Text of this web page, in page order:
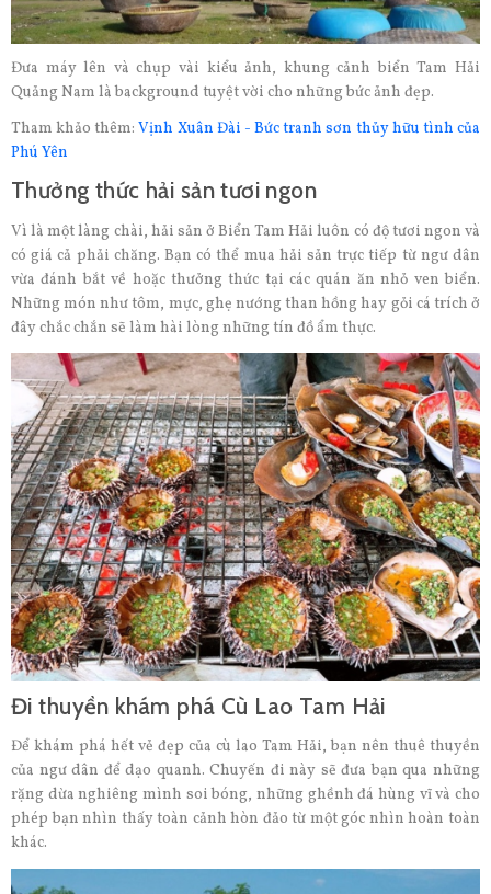
Đưa máy lên và chụp vài kiểu ảnh, khung cảnh biển Tam Hải
Quảng Nam là background tuyệt vời cho những bức ảnh đẹp.
Tham khảo thêm:Vịnh Xuân Đài - Bức tranh sơn thủy hữu tình của
Phú Yên
Thưởng thức hải sản tươi ngon
Vì là một làng chài, hải sản ở Biển Tam Hải luôn có độ tươi ngon và
có giá cả phải chăng. Bạn có thể mua hải sản trực tiếp từ ngư dân
vừa đánh bắt về hoặc thưởng thức tại các quán ăn nhỏ ven biển.
Những món như tôm, mực, ghẹ nướng than hồng hay gỏi cá trích ở
đây chắc chắn sẽ làm hài lòng những tín đồ ẩm thực.
Đi thuyền khám phá Cù Lao Tam Hải
Để khám phá hết vẻ đẹp của cù lao Tam Hải, bạn nên thuê thuyền
của ngư dân để dạo quanh. Chuyến đi này sẽ đưa bạn qua những
rặng dừa nghiêng mình soi bóng, những ghềnh đá hùng vĩ và cho
phép bạn nhìn thấy toàn cảnh hòn đảo từ một góc nhìn hoàn toàn
khác.